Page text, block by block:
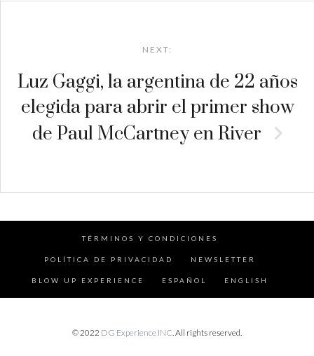
NEXT:
Luz Gaggi, la argentina de 22 años
elegida para abrir el primer show
de Paul McCartney en River
TÉRMINOS Y CONDICIONES
POLÍTICA DE PRIVACIDAD NEWSLETTER
BLOW UP EXPERIENCE ESPAÑOL ENGLISH
© 2022 DG Experience INC. All rights reserved.